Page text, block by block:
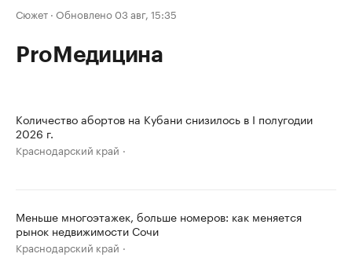
Сюжет · Обновлено 03 авг, 15:35
ProМедицина
Количество абортов на Кубани снизилось в I полугодии
2026 г.
Краснодарский край
Меньше многоэтажек, больше номеров: как меняется
рынок недвижимости Сочи
Краснодарский край